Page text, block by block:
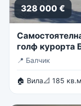
328 000 €
голф курорта
📍 Балчик
🏠 Вила📐 185 кв.м